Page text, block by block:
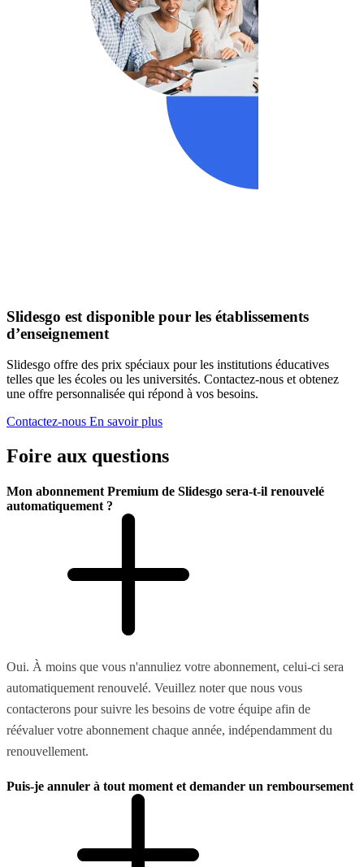
Slidesgo est disponible pour les établissements
d’enseignement
Slidesgo offre des prix spéciaux pour les institutions éducatives
telles que les écoles ou les universités. Contactez-nous et obtenez
une offre personnalisée qui répond à vos besoins.
Contactez-nous En savoir plus
Foire aux questions
Mon abonnement Premium de Slidesgo sera-t-il renouvelé
automatiquement ?
Oui. À moins que vous n'annuliez votre abonnement, celui-ci sera
automatiquement renouvelé. Veuillez noter que nous vous
contacterons pour suivre les besoins de votre équipe afin de
réévaluer votre abonnement chaque année, indépendamment du
renouvellement.
Puis-je annuler à tout moment et demander un remboursement